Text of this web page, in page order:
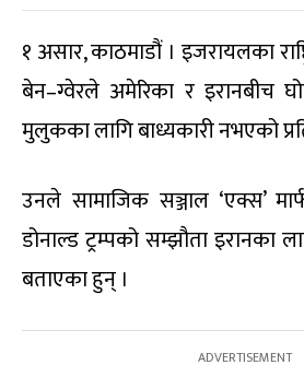
१ असार, काठमाडौं । इजरायलका
बेन–ग्वेरले अमेरिका र इरानबीच
मुलुकका लागि बाध्यकारी नभएको
उनले सामाजिक सञ्जाल ‘एक्स’
डोनाल्ड ट्रम्पको सम्झौता इरानका
बताएका हुन् ।